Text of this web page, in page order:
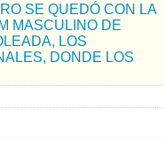
SE QUEDÓ CON LA
MASCULINO DE
LOS
DONDE LOS